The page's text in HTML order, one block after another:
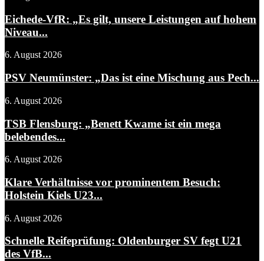
Eichede-VfR: „Es gilt, unsere Leistungen auf hohem
Niveau...
6. August 2026
PSV Neumünster: „Das ist eine Mischung aus Pech...
6. August 2026
TSB Flensburg: „Benett Kwame ist ein mega
belebendes...
6. August 2026
Klare Verhältnisse vor prominentem Besuch:
Holstein Kiels U23...
6. August 2026
Schnelle Reifeprüfung: Oldenburger SV fegt U21
des VfB...